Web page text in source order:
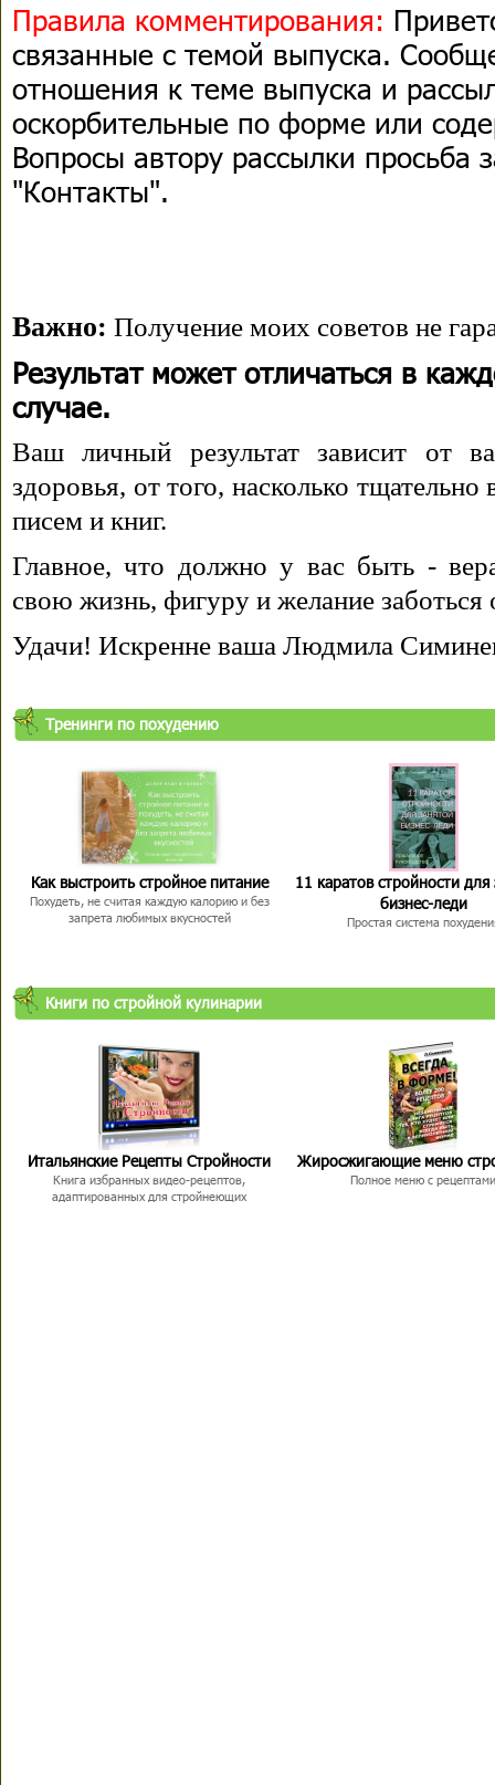
Правила комментирования:
связанные с темой выпуска.
отношения к теме выпуска и
оскорбительные по форме или
Вопросы автору рассылки просьба
"Контакты".
Важно: Получение моих советов не
Результат может отличаться в
случае.
Ваш личный результат зависит от
здоровья, от того, насколько
писем и книг.
Главное, что должно у вас быть -
свою жизнь, фигуру и желание заботься
Удачи! Искренне ваша Людмила
Тренинги по похудению
Как выстроить стройное питание
Похудеть, не считая каждую калорию и без
запрета любимых вкусностей
11 каратов стройности для
бизнес-леди
Простая система
Книги по стройной кулинарии
Итальянские Рецепты Стройности
Книга избранных видео-рецептов,
адаптированных для стройнеющих
Жиросжигающие меню
Полное меню с рецептами